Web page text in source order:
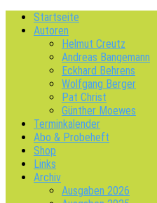
Startseite
Autoren
Helmut Creutz
Andreas Bangemann
Eckhard Behrens
Wolfgang Berger
Pat Christ
Günther Moewes
Terminkalender
Abo & Probeheft
Shop
Links
Archiv
Ausgaben 2026